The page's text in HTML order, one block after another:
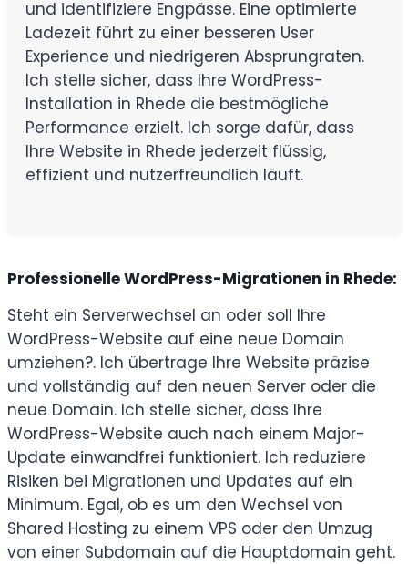
und identifiziere Engpässe. Eine optimierte
Ladezeit führt zu einer besseren User
Experience und niedrigeren Absprungraten.
Ich stelle sicher, dass Ihre WordPress-
Installation in Rhede die bestmögliche
Performance erzielt. Ich sorge dafür, dass
Ihre Website in Rhede jederzeit flüssig,
effizient und nutzerfreundlich läuft.
Professionelle WordPress-Migrationen in Rhede:
Steht ein Serverwechsel an oder soll Ihre
WordPress-Website auf eine neue Domain
umziehen?. Ich übertrage Ihre Website präzise
und vollständig auf den neuen Server oder die
neue Domain. Ich stelle sicher, dass Ihre
WordPress-Website auch nach einem Major-
Update einwandfrei funktioniert. Ich reduziere
Risiken bei Migrationen und Updates auf ein
Minimum. Egal, ob es um den Wechsel von
Shared Hosting zu einem VPS oder den Umzug
von einer Subdomain auf die Hauptdomain geht.